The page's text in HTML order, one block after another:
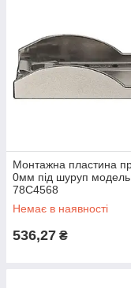
Монтажна пластина
0мм під шуруп модель
78C4568
Немає в наявності
536,27 ₴